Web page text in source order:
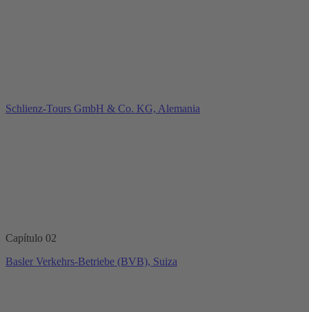
Schlienz-Tours GmbH & Co. KG, Alemania
Capítulo 02
Basler Verkehrs-Betriebe (BVB), Suiza